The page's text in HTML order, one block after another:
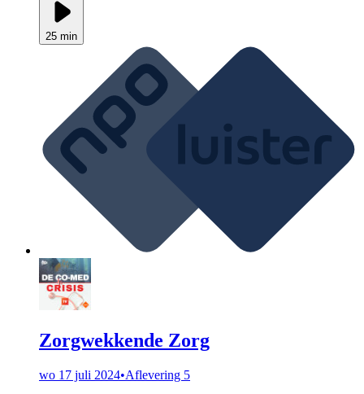
25 min
Zorgwekkende Zorg
wo 17 juli 2024•Aflevering 5